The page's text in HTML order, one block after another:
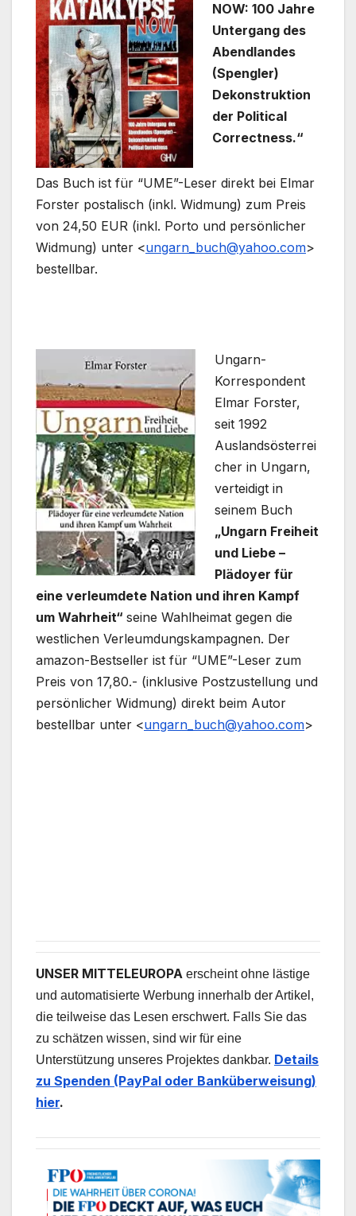
NOW: 100 Jahre
Untergang des
Abendlandes
(Spengler)
Dekonstruktion
der Political
Correctness.“
Das Buch ist für “UME”-Leser direkt bei Elmar
Forster postalisch (inkl. Widmung) zum Preis
von 24,50 EUR (inkl. Porto und persönlicher
Widmung) unter <ungarn_buch@yahoo.com>
bestellbar.
Ungarn-
Korrespondent
Elmar Forster,
seit 1992
Auslandsösterrei
cher in Ungarn,
verteidigt in
seinem Buch
„Ungarn Freiheit
und Liebe –
Plädoyer für
eine verleumdete Nation und ihren Kampf
um Wahrheit“ seine Wahlheimat gegen die
westlichen Verleumdungskampagnen. Der
amazon-Bestseller ist für “UME”-Leser zum
Preis von 17,80.- (inklusive Postzustellung und
persönlicher Widmung) direkt beim Autor
bestellbar unter <ungarn_buch@yahoo.com>
UNSER MITTELEUROPA erscheint ohne lästige
und automatisierte Werbung innerhalb der Artikel,
die teilweise das Lesen erschwert. Falls Sie das
zu schätzen wissen, sind wir für eine
Unterstützung unseres Projektes dankbar. Details
zu Spenden (PayPal oder Banküberweisung)
hier.